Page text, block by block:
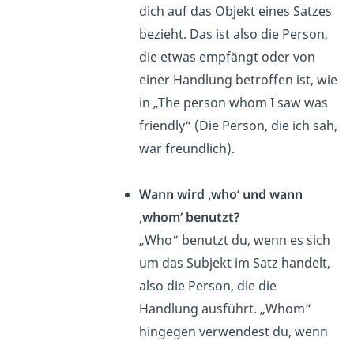
dich auf das Objekt eines Satzes
bezieht. Das ist also die Person,
die etwas empfängt oder von
einer Handlung betroffen ist, wie
in „The person whom I saw was
friendly“ (Die Person, dieich sah,
war freundlich).
Wann wird ‚who‘ und wann
‚whom‘ benutzt?
„Who“ benutzt du, wenn es sich
um das Subjekt im Satz handelt,
also die Person, die die
Handlung ausführt. „Whom“
hingegen verwendest du, wenn